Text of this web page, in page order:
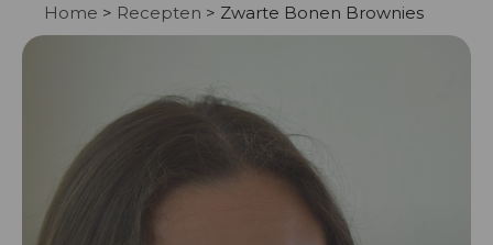
Home > Recepten > Zwarte Bonen Brownies